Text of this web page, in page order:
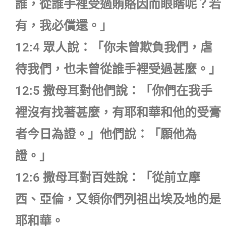
誰，從誰手裡受過賄賂因而眼瞎呢？若
有，我必償還。」
12:4 眾人說：「你未曾欺負我們，虐
待我們，也未曾從誰手裡受過甚麼。」
12:5 撒母耳對他們說：「你們在我手
裡沒有找著甚麼，有耶和華和他的受膏
者今日為證。」他們說：「願他為
證。」
12:6 撒母耳對百姓說：「從前立摩
西、亞倫，又領你們列祖出埃及地的是
耶和華。